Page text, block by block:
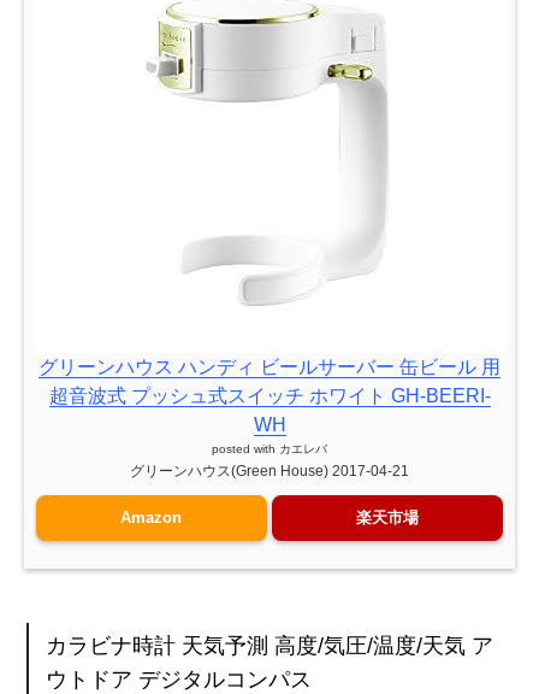
グリーンハウス ハンディ ビールサーバー 缶ビール 用
超音波式 プッシュ式スイッチ ホワイト GH-BEERI-
WH
posted with カエレバ
グリーンハウス(Green House) 2017-04-21
Amazon 楽天市場
カラビナ時計 天気予測 高度/気圧/温度/天気 ア
ウトドア デジタルコンパス